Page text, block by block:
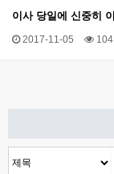
이사 당일에 신중히
2017-11-05